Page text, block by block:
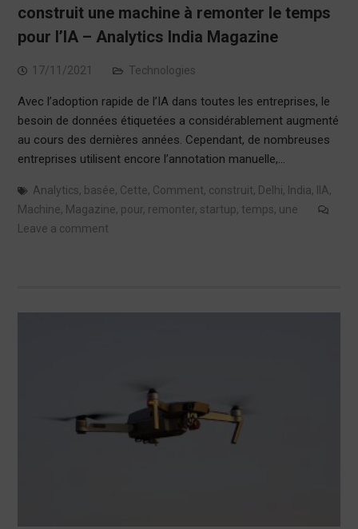
construit une machine à remonter le temps
pour l’IA – Analytics India Magazine
17/11/2021 Technologies
Avec l’adoption rapide de l’IA dans toutes les entreprises, le
besoin de données étiquetées a considérablement augmenté
au cours des dernières années. Cependant, de nombreuses
entreprises utilisent encore l’annotation manuelle,…
Analytics, basée, Cette, Comment, construit, Delhi, India, lIA,
Machine, Magazine, pour, remonter, startup, temps, une
Leave a comment